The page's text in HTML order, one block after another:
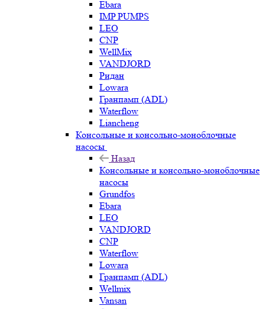
Ebara
IMP PUMPS
LEO
CNP
WellMix
VANDJORD
Ридан
Lowara
Гранпамп (ADL)
Waterflow
Liancheng
Консольные и консольно-моноблочные
насосы
Назад
Консольные и консольно-моноблочные
насосы
Grundfos
Ebara
LEO
VANDJORD
CNP
Waterflow
Lowara
Гранпамп (ADL)
Wellmix
Vansan